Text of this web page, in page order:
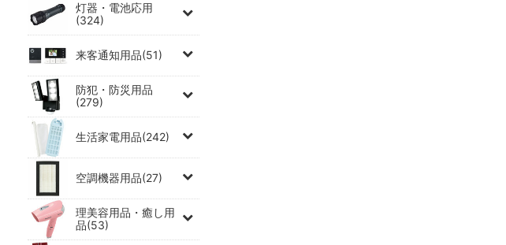
灯器・電池応用
(324)
来客通知用品(51)
防犯・防災用品
(279)
生活家電用品(242)
空調機器用品(27)
理美容用品・癒し用
品(53)